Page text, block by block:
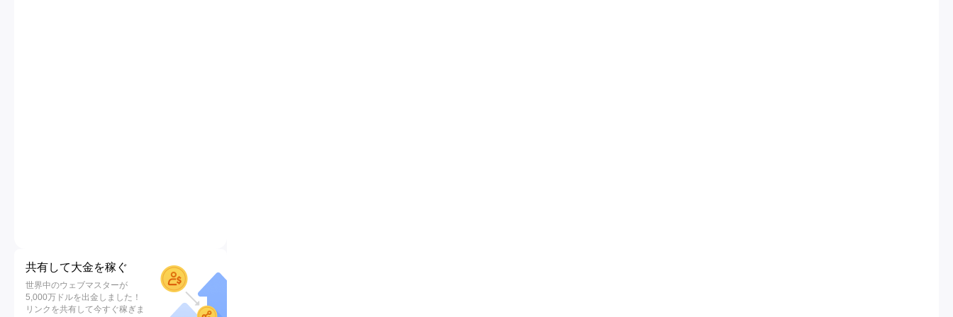
共有して大金を稼ぐ
世界中のウェブマスターが
5,000万ドルを出金しました！
リンクを共有して今すぐ稼ぎま